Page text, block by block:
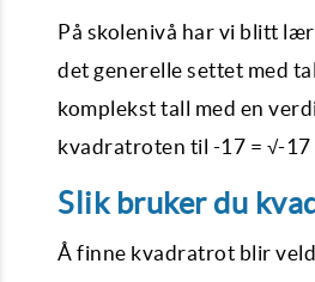
På skolenivå har vi blitt
det generelle settet med
komplekst tall med en
kvadratroten til -17 = √-17
Slik bruker du
Å finne kvadratrot blir